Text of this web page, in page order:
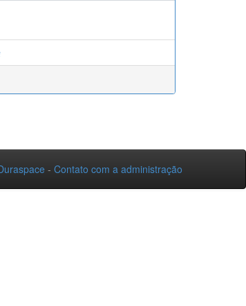
- Contato com a administração